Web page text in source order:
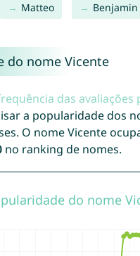
Matteo Benjamin
do nome Vicente
das avaliações
a popularidade dos
O nome Vicente
no ranking de nomes.